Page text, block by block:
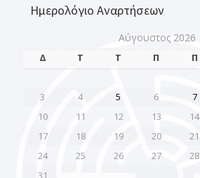
Ημερολόγιο Αναρτήσεων
Αύγουστος 2026
Δ Τ Τ Π Π
3
4 5 6 7
10
11 12 13 14
17
18 19 20 21
24
25 26 27 28